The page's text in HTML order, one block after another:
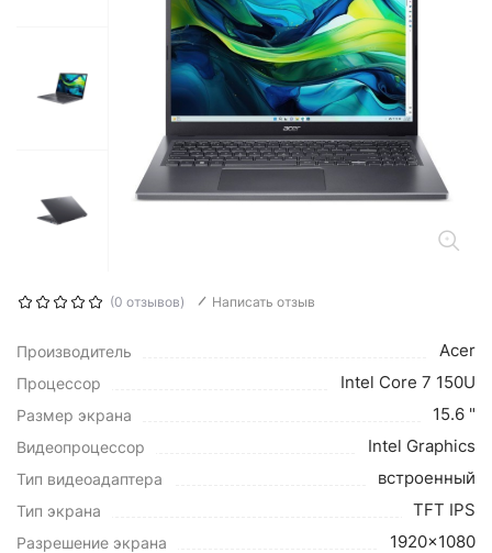
(0 отзывов) Написать отзыв
Производитель Acer
Процессор Intel Core 7 150U
Размер экрана 15.6 "
Видеопроцессор Intel Graphics
Тип видеоадаптера встроенный
Тип экрана TFT IPS
Разрешение экрана 1920x1080